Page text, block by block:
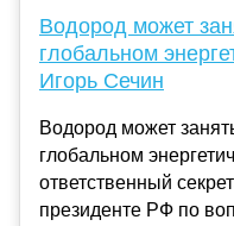
Водород может
глобальном
Игорь Сечин
Водород может
глобальном
ответственный
президенте РФ по